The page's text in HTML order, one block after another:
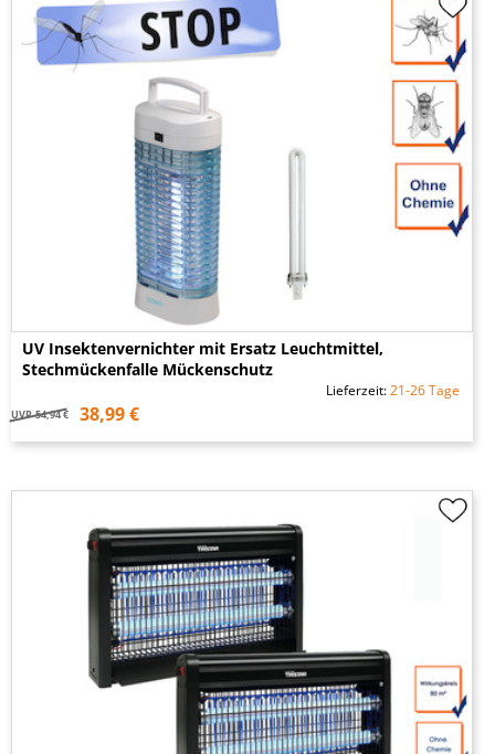
UV Insektenvernichter mit Ersatz Leuchtmittel,
Stechmückenfalle Mückenschutz
Lieferzeit:21-26 Tage
UVP 54,94 € 38,99 €